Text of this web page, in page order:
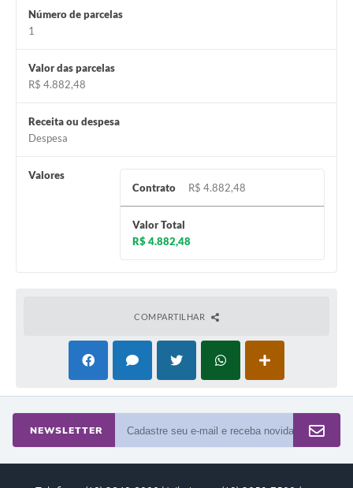
Editais
Links
Telefones Úteis
A Prefeitura
Número de parcelas
1
Valor das parcelas
R$ 4.882,48
Receita ou despesa
Despesa
Valores
Contrato
R$ 4.882,48
Valor Total
R$ 4.882,48
COMPARTILHAR
NEWSLETTER